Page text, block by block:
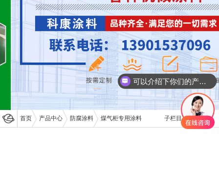
首页 产品中心 防腐涂料 煤气柜专用涂料 子栏目
可以介绍下你们的产品么